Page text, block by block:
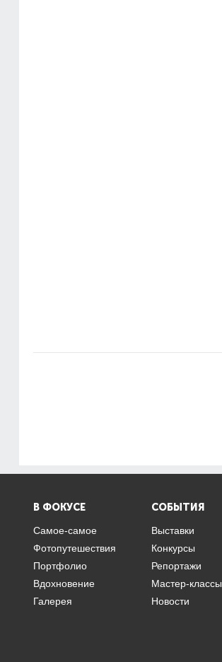
В ФОКУСЕ
Самое-самое
Фотопутешествия
Портфолио
Вдохновение
Галерея
СОБЫТИЯ
Выставки
Конкурсы
Репортажи
Мастер-классы
Новости